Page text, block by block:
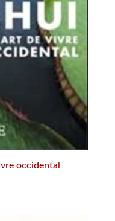
occidental